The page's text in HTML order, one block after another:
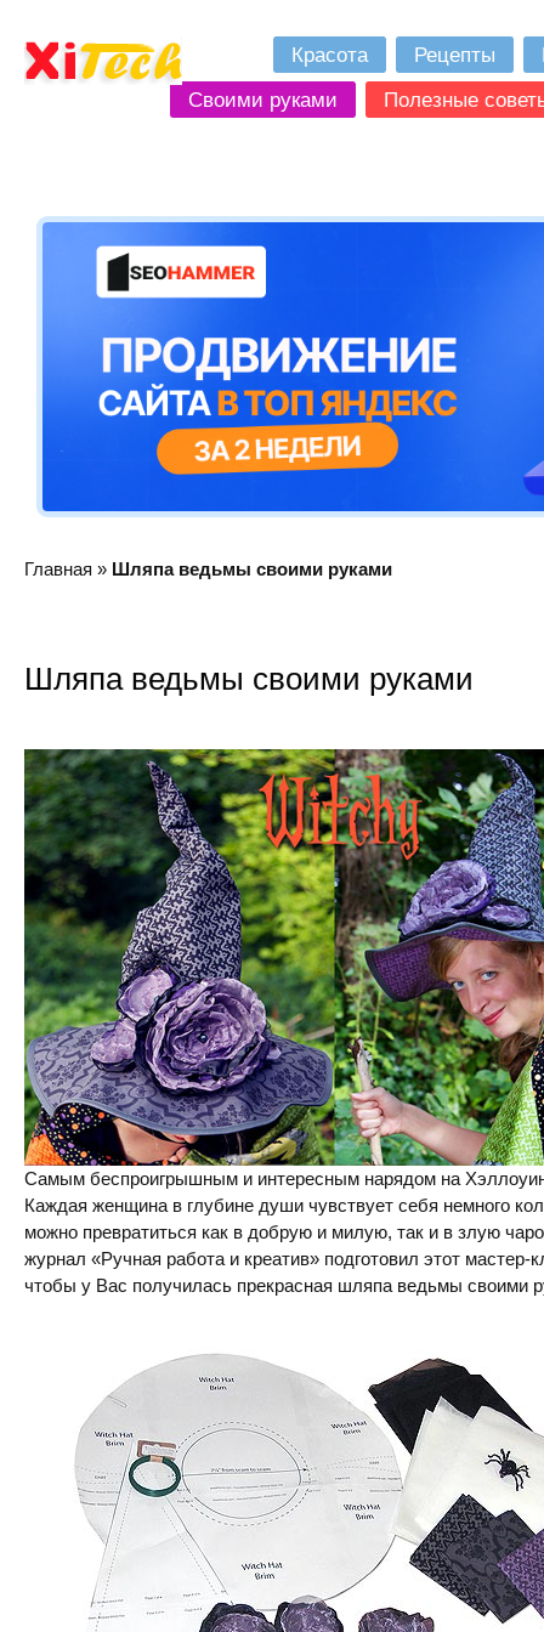
Красота Рецепты
Своими руками
Полезные
Главная » Шляпа ведьмы своими руками
Шляпа ведьмы своими руками
Самым беспроигрышным и интересным нарядом на
Каждая женщина в глубине души чувствует себя немного
можно превратиться как в добрую и милую, так и в злую
журнал «Ручная работа и креатив» подготовил этот мастер-
чтобы у Вас получилась прекрасная шляпа ведьмы своими